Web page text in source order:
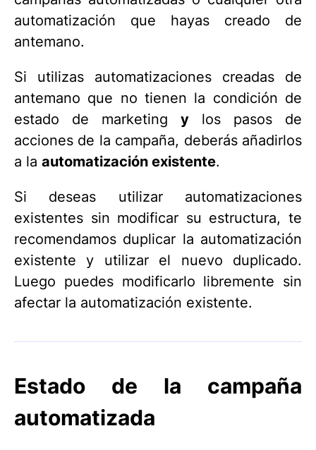
automatización que hayas creado de
antemano.
Si utilizas automatizaciones creadas de
antemano que no tienen la condición de
estado de marketing y los pasos de
acciones de la campaña, deberás añadirlos
a la automatización existente.
Si deseas utilizar automatizaciones
existentes sin modificar su estructura, te
recomendamos duplicar la automatización
existente y utilizar el nuevo duplicado.
Luego puedes modificarlo libremente sin
afectar la automatización existente.
Estado de la campaña
automatizada